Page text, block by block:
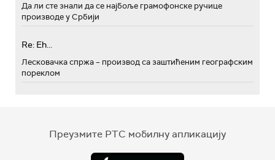
Да ли сте знали да се најбоље грамофонске ручице
производе у Србији
Re: Eh...
Лесковачка спржа – производ са заштићеним географским
пореклом
Преузмите РТС мобилну апликацију